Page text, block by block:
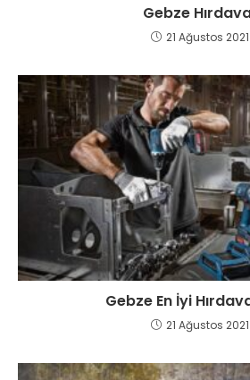
Gebze
21 Ağustos 2021
Gebze En İyi
21 Ağustos 2021